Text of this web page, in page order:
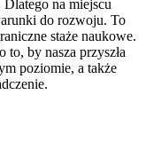
na miejscu
do rozwoju. To
staże naukowe.
to, by nasza przyszła
poziomie, a także